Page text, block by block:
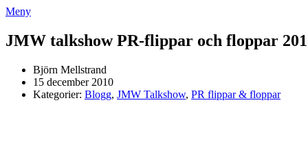
Meny
JMW talkshow PR-flippar och floppar
Björn Mellstrand
15 december 2010
Kategorier: Blogg, JMW Talkshow, PR flippar & floppar